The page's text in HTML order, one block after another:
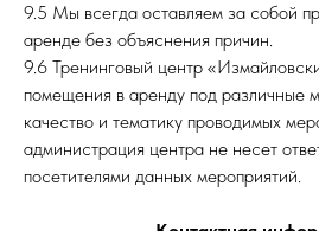
9.5 Мы всегда оставляем за собой
аренде без объяснения причин.
9.6 Тренинговый центр
помещения в аренду под различные
качество и тематику проводимых
администрация центра не несет
посетителями данных мероприятий.